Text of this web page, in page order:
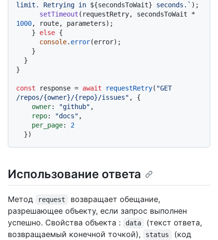
limit. Retrying in ${secondsToWait} seconds.` );
setTimeout
1000, route, parameters);
    }
else {
console. error(error);
}
const response = await requestRetry( "GET
/repos/{owner}/{repo}/issues" , {
owner: "github" ,
repo: "docs" ,
per_page: 2
Использование ответа
Метод request
возвращает обещание,
разрешающее объекту, если запрос выполнен
успешно. Свойства объекта :
data
(текст ответа,
возвращаемый конечной точкой),
status
(код